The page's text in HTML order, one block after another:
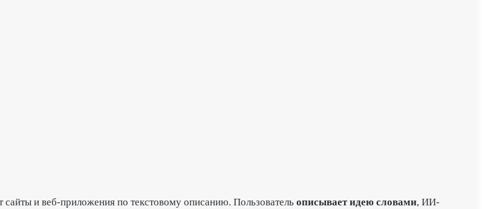
и веб-приложения по текстовому описанию. Пользователь описывает идею словами, ИИ-